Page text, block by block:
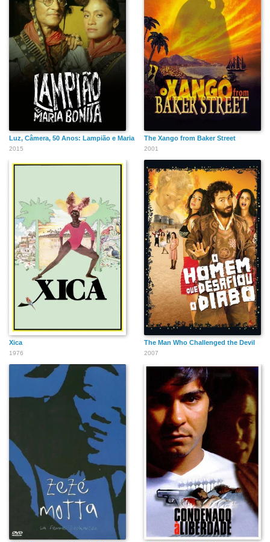
Luz, Câmera, 50 Anos: Lampião e Maria Bonita - O Filme
2015
The Xango from Baker Street
2001
Xica
1976
The Man Who Challenged the Devil
2007